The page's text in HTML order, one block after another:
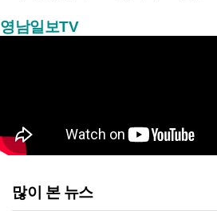
영남일보TV
많이 본 뉴스